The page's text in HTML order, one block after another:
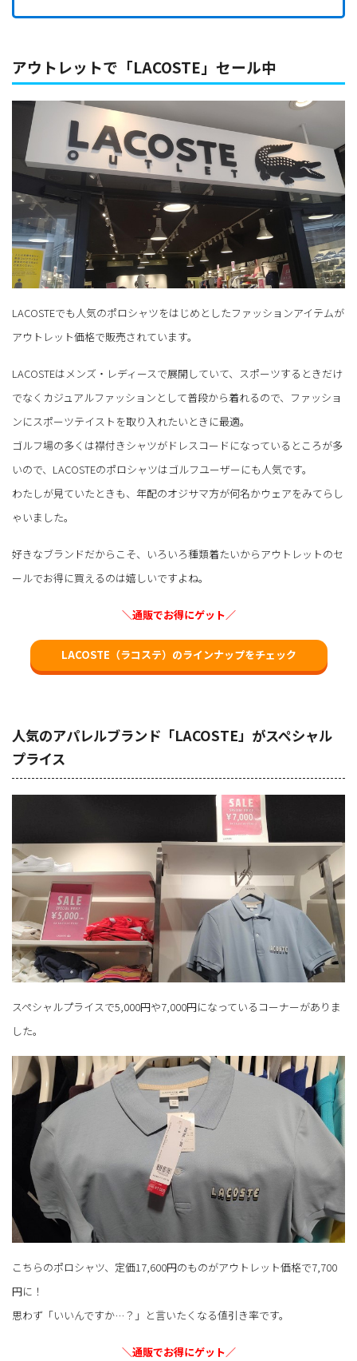
アウトレットで「LACOSTE」セール中
LACOSTEでも人気のポロシャツをはじめとしたファッションアイテムが
アウトレット価格で販売されています。
LACOSTEはメンズ・レディースで展開していて、スポーツするときだけ
でなくカジュアルファッションとして普段から着れるので、ファッショ
ンにスポーツテイストを取り入れたいときに最適。
ゴルフ場の多くは襟付きシャツがドレスコードになっているところが多
いので、LACOSTEのポロシャツはゴルフユーザーにも人気です。
わたしが見ていたときも、年配のオジサマ方が何名かウェアをみてらし
ゃいました。
好きなブランドだからこそ、いろいろ種類着たいからアウトレットのセ
ールでお得に買えるのは嬉しいですよね。
＼通販でお得にゲット／
LACOSTE（ラコステ）のラインナップをチェック
人気のアパレルブランド「LACOSTE」がスペシャル
プライス
スペシャルプライスで5,000円や7,000円になっているコーナーがありま
した。
こちらのポロシャツ、定価17,600円のものがアウトレット価格で7,700
円に！
思わず「いいんですか…？」と言いたくなる値引き率です。
＼通販でお得にゲット／